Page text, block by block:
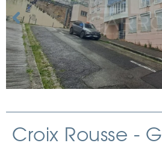
Croix Rousse -